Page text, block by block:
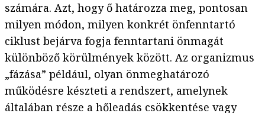
számára. Azt, hogy ő határozza meg, pontosan
milyen módon, milyen konkrét önfenntartó
ciklust bejárva fogja fenntartani önmagát
különböző körülmények között. Az organizmus
„fázása” például, olyan önmeghatározó
működésre készteti a rendszert, amelynek
általában része a hőleadás csökkentése vagy